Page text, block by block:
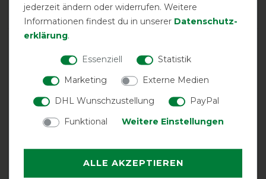
5/5
Positive
100%
Negative
0%
jederzeit ändern oder widerrufen. Weitere
Informationen findest du in unserer Daten­schutz­
erklärung.
Essenziell
Statistik
Marketing
Externe Medien
DHL Wunschzustellung
PayPal
Funktional
Weitere Einstellungen
ALLE AKZEPTIEREN